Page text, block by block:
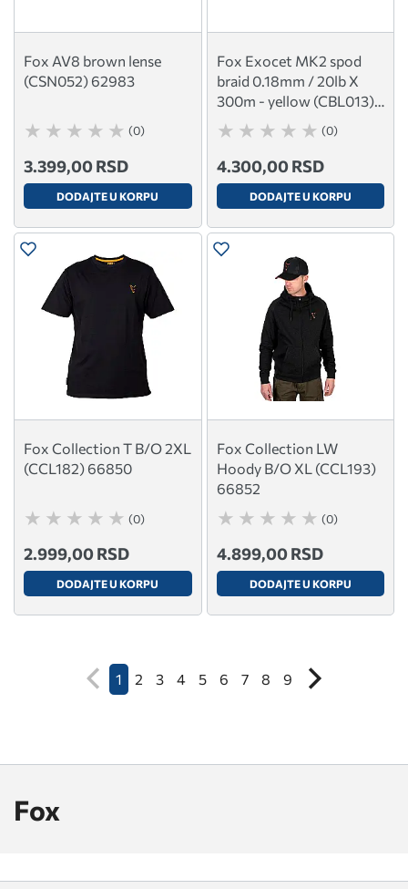
Fox
Fox AV8 brown lense
(CSN052) 62983
(0)
3.399,00 RSD
DODAJTE U KORPU
Fox Exocet MK2 spod
braid 0.18mm / 20lb X
300m - yellow (CBL013)
55410
(0)
4.300,00 RSD
DODAJTE U KORPU
Fox Collection T B/O 2XL
(CCL182) 66850
(0)
2.999,00 RSD
DODAJTE U KORPU
Fox Collection LW
Hoody B/O XL (CCL193)
66852
(0)
4.899,00 RSD
DODAJTE U KORPU
1 2 3 4 5 6 7 8 9